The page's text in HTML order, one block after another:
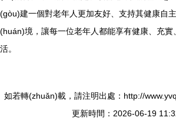
(gòu)建一個對老年人更加友好、支持其健康自
(huán)境，讓每一位老年人都能享有健康、充
活。
如若轉(zhuǎn)載，請注明出處：http://
更新時間：2026-06-19